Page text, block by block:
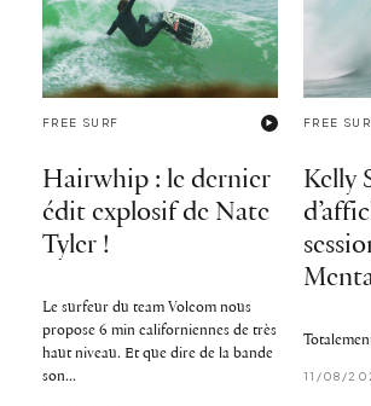
FREE SURF
Hairwhip : le dernier
édit explosif de Nate
Tyler !
Le surfeur du team Volcom nous
propose 6 min californiennes de très
haut niveau. Et que dire de la bande
son...
FREE
Kelly
11/08/